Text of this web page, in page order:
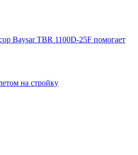
Baysar TBR 1100D-25F помогает
на стройку